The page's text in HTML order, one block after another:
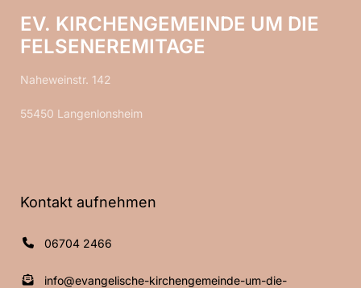
EV. KIRCHENGEMEINDE UM DIE
FELSENEREMITAGE
Naheweinstr. 142
55450 Langenlonsheim
Kontakt aufnehmen
06704 2466
info@evangelische-kirchengemeinde-um-die-